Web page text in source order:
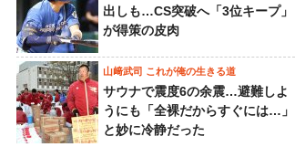
出しも…CS突破へ「3位キープ」
が得策の皮肉
山﨑武司 これが俺の生きる道
サウナで震度6の余震…避難しよ
うにも「全裸だからすぐには…」
と妙に冷静だった